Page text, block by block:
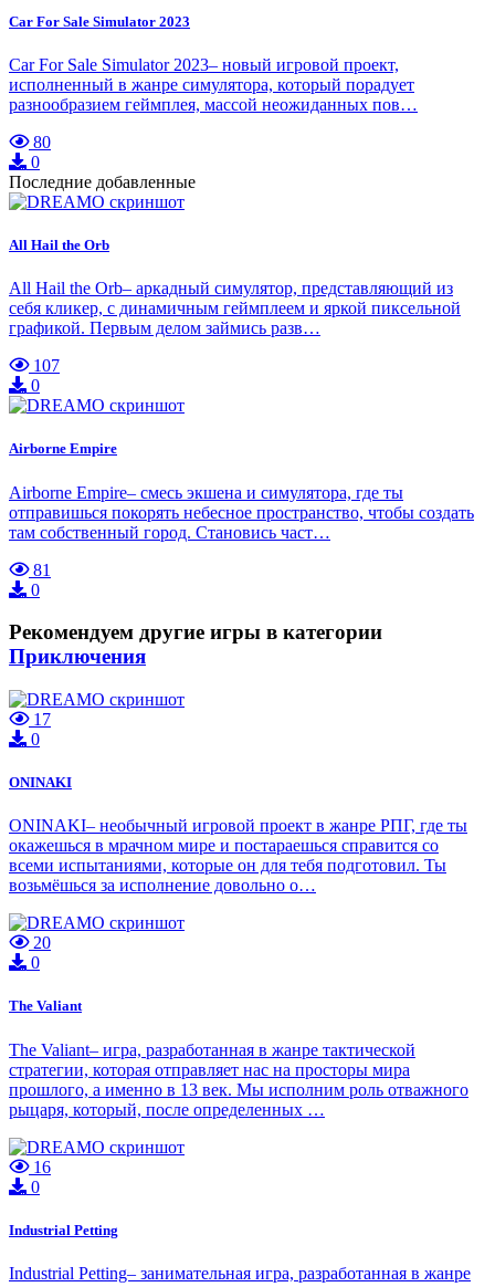
Car For Sale Simulator 2023
Car For Sale Simulator 2023– новый игровой проект,
исполненный в жанре симулятора, который порадует
разнообразием геймплея, массой неожиданных пов…
80
0
Последние добавленные
All Hail the Orb
All Hail the Orb– аркадный симулятор, представляющий из
себя кликер, с динамичным геймплеем и яркой пиксельной
графикой. Первым делом займись разв…
107
0
Airborne Empire
Airborne Empire– смесь экшена и симулятора, где ты
отправишься покорять небесное пространство, чтобы создать
там собственный город. Становись част…
81
0
Рекомендуем другие игры в категории
Приключения
17
0
ONINAKI
ONINAKI– необычный игровой проект в жанре РПГ, где ты
окажешься в мрачном мире и постараешься справится со
всеми испытаниями, которые он для тебя подготовил. Ты
возьмёшься за исполнение довольно о…
20
0
The Valiant
The Valiant– игра, разработанная в жанре тактической
стратегии, которая отправляет нас на просторы мира
прошлого, а именно в 13 век. Мы исполним роль отважного
рыцаря, который, после определенных …
16
0
Industrial Petting
Industrial Petting– занимательная игра, разработанная в жанре